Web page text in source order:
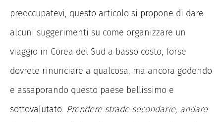
preoccupatevi, questo articolo si propone di dare
alcuni suggerimenti su come organizzare un
viaggio in Corea del Sud a basso costo, forse
dovrete rinunciare a qualcosa, ma ancora godendo
e assaporando questo paese bellissimo e
sottovalutato. Prendere strade secondarie, andare